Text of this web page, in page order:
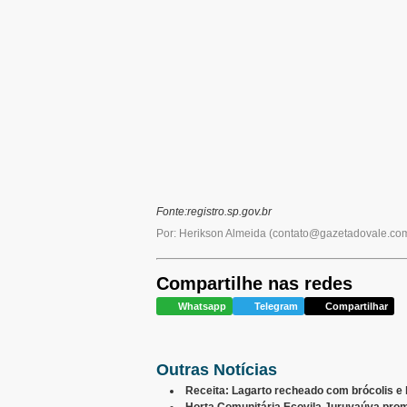
Fonte:registro.sp.gov.br
Por: Herikson Almeida (
Compartilhe nas redes
Whatsapp Telegram Compartilhar
Outras Notícias
Receita: Lagarto recheado com brócolis e